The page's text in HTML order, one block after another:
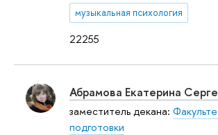
22255
музыкальная психология
Абрамова Екатерина
заместитель декана:
подготовки